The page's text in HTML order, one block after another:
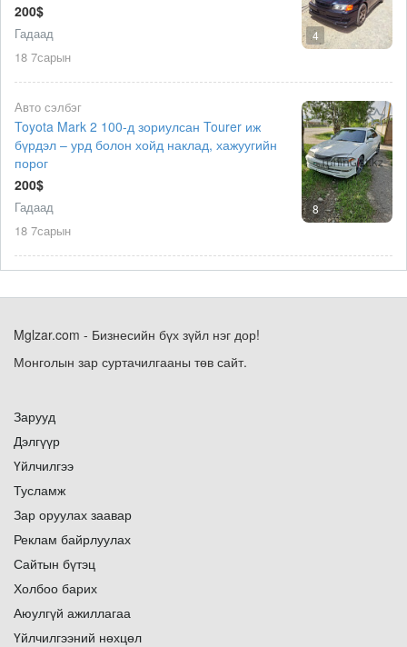
4
200$
Гадаад
18 7сарын
8
Авто сэлбэг
Toyota Mark 2 100-д зориулсан Tourer иж
бүрдэл – урд болон хойд наклад, хажуугийн
порог
200$
Гадаад
18 7сарын
Mglzar.com - Бизнесийн бүх зүйл нэг дор!
Монголын зар суртачилгааны төв сайт.
Зарууд
Дэлгүүр
Үйлчилгээ
Тусламж
Зар оруулах заавар
Реклам байрлуулах
Сайтын бүтэц
Холбоо барих
Аюулгүй ажиллагаа
Үйлчилгээний нөхцөл